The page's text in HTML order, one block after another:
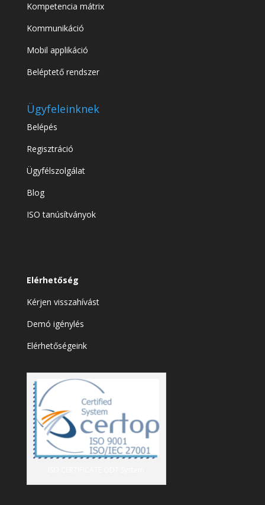
Kompetencia mátrix
Kommunikáció
Mobil applikáció
Beléptető rendszer
Ügyfeleinknek
Belépés
Regisztráció
Ügyfélszolgálat
Blog
ISO tanúsítványok
Elérhetőség
Kérjen visszahívást
Demó igénylés
Elérhetőségeink